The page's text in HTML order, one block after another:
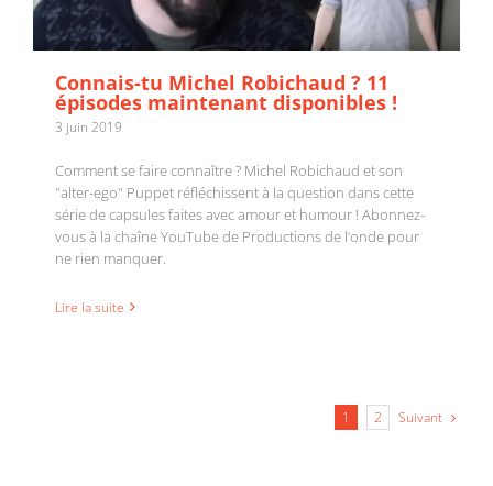
Connais-tu Michel Robichaud ? 11
épisodes maintenant disponibles !
3 juin 2019
Comment se faire connaître ? Michel Robichaud et son
"alter-ego" Puppet réfléchissent à la question dans cette
série de capsules faites avec amour et humour ! Abonnez-
vous à la chaîne YouTube de Productions de l’onde pour
ne rien manquer.
Lire la suite
1 2 Suivant